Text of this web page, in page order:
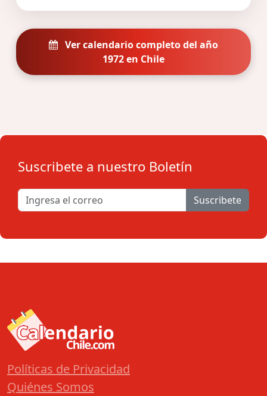
Ver calendario completo del año
1972 en Chile
Suscribete a nuestro Boletín
Suscribete
Políticas de Privacidad
Quiénes Somos